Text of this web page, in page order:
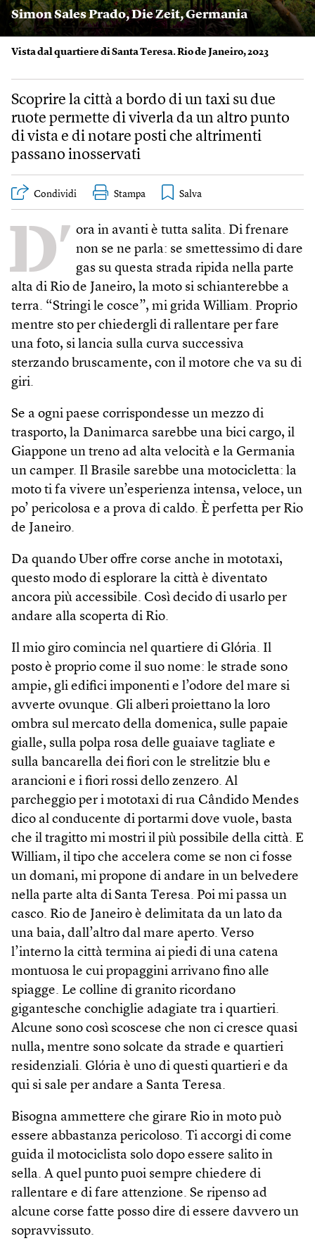
Vista dal quartiere di Santa Teresa. Rio de Janeiro, 2023
Simon Sales Prado,Die Zeit,Germania
Scoprire la città a bordo di un taxi su due
ruote permette di viverla da un altro punto
di vista e di notare posti che altrimenti
passano inosservati
Condividi Stampa
D’ ora in avanti è tutta salita. Di frenare
non se ne parla: se smettessimo di dare
gas su questa strada ripida nella parte
alta di Rio de Janeiro, la moto si schianterebbe a
terra. “Stringi le cosce”, mi grida William. Proprio
mentre sto per chiedergli di rallentare per fare
una foto, si lancia sulla curva successiva
sterzando bruscamente, con il motore che va su di
giri.
Se a ogni paese corrispondesse un mezzo di
trasporto, la Danimarca sarebbe una bici cargo, il
Giappone un treno ad alta velocità e la Germania
un camper. Il Brasile sarebbe una motocicletta: la
moto ti fa vivere un’esperienza intensa, veloce, un
po’ pericolosa e a prova di caldo. È perfetta per Rio
de Janeiro.
Da quando Uber offre corse anche in mototaxi,
questo modo di esplorare la città è diventato
ancora più accessibile. Così decido di usarlo per
andare alla scoperta di Rio.
Il mio giro comincia nel quartiere di Glória. Il
posto è proprio come il suo nome: le strade sono
ampie, gli edifici imponenti e l’odore del mare si
avverte ovunque. Gli alberi proiettano la loro
ombra sul mercato della domenica, sulle papaie
gialle, sulla polpa rosa delle guaiave tagliate e
sulla bancarella dei fiori con le strelitzie blu e
arancioni e i fiori rossi dello zenzero. Al
parcheggio per i mototaxi di rua Cândido Mendes
dico al conducente di portarmi dove vuole, basta
che il tragitto mi mostri il più possibile della città. E
William, il tipo che accelera come se non ci fosse
un domani, mi propone di andare in un belvedere
nella parte alta di Santa Teresa. Poi mi passa un
casco. Rio de Janeiro è delimitata da un lato da
una baia, dall’altro dal mare aperto. Verso
l’interno la città termina ai piedi di una catena
montuosa le cui propaggini arrivano fino alle
spiagge. Le colline di granito ricordano
gigantesche conchiglie adagiate tra i quartieri.
Alcune sono così scoscese che non ci cresce quasi
nulla, mentre sono solcate da strade e quartieri
residenziali. Glória è uno di questi quartieri e da
qui si sale per andare a Santa Teresa.
Bisogna ammettere che girare Rio in moto può
essere abbastanza pericoloso. Ti accorgi di come
guida il motociclista solo dopo essere salito in
sella. A quel punto puoi sempre chiedere di
rallentare e di fare attenzione. Se ripenso ad
alcune corse fatte posso dire di essere davvero un
sopravvissuto.